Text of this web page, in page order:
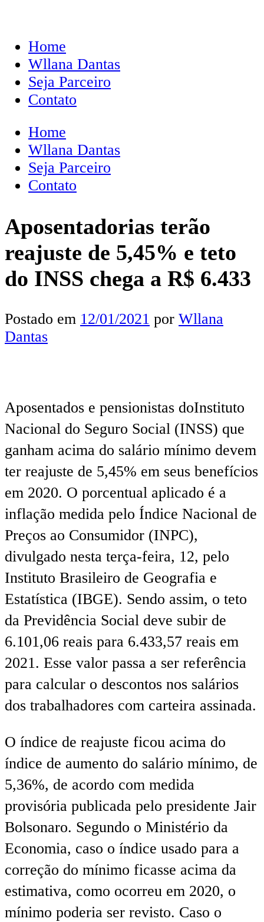
Home
Wllana Dantas
Seja Parceiro
Contato
Home
Wllana Dantas
Seja Parceiro
Contato
Aposentadorias terão
reajuste de 5,45% e teto
do INSS chega a R$ 6.433
Postado em 12/01/2021 por Wllana
Dantas
Aposentados e pensionistas doInstituto
Nacional do Seguro Social (INSS) que
ganham acima do salário mínimo devem
ter reajuste de 5,45% em seus benefícios
em 2020. O porcentual aplicado é a
inflação medida pelo Índice Nacional de
Preços ao Consumidor (INPC),
divulgado nesta terça-feira, 12, pelo
Instituto Brasileiro de Geografia e
Estatística (IBGE). Sendo assim, o teto
da Previdência Social deve subir de
6.101,06 reais para 6.433,57 reais em
2021. Esse valor passa a ser referência
para calcular o descontos nos salários
dos trabalhadores com carteira assinada.
O índice de reajuste ficou acima do
índice de aumento do salário mínimo, de
5,36%, de acordo com medida
provisória publicada pelo presidente Jair
Bolsonaro. Segundo o Ministério da
Economia, caso o índice usado para a
correção do mínimo ficasse acima da
estimativa, como ocorreu em 2020, o
mínimo poderia ser revisto. Caso o